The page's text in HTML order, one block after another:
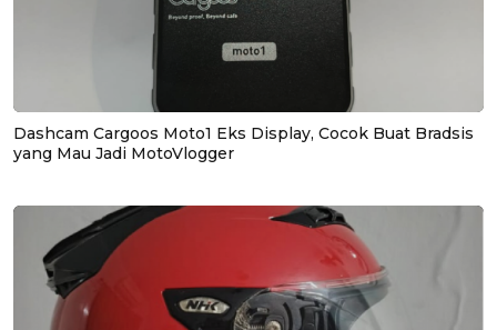
Dashcam Cargoos Moto1 Eks Display, Cocok Buat Bradsis
yang Mau Jadi MotoVlogger